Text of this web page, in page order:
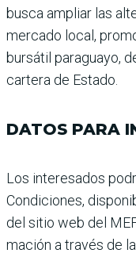
busca ampliar las
mercado local,
bursátil paraguayo,
cartera de Estado.
DATOS PARA
Los interesados
Condiciones,
del sitio web del
mación a través de